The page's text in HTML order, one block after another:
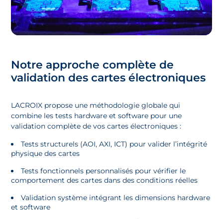
Notre approche complète de
validation des cartes électroniques
LACROIX propose une méthodologie globale qui
combine les tests hardware et software pour une
validation complète de vos cartes électroniques :
Tests structurels (AOI, AXI, ICT) pour valider l’intégrité
physique des cartes
Tests fonctionnels personnalisés pour vérifier le
comportement des cartes dans des conditions réelles
Validation système intégrant les dimensions hardware
et software